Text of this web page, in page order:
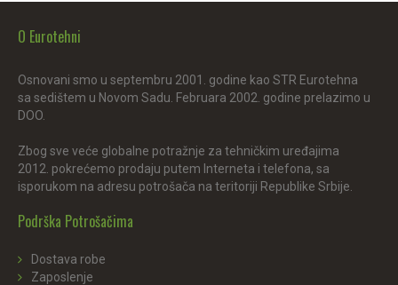
O Eurotehni
Osnovani smo u septembru 2001. godine kao STR Eurotehna
sa sedištem u Novom Sadu. Februara 2002. godine prelazimo u
DOO.
Zbog sve veće globalne potražnje za tehničkim uređajima
2012. pokrećemo prodaju putem Interneta i telefona, sa
isporukom na adresu potrošača na teritoriji Republike Srbije.
Podrška Potrošačima
Dostava robe
Zaposlenje